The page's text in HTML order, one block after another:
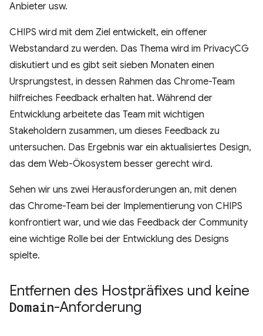
Anbieter usw.
CHIPS wird mit dem Ziel entwickelt, ein offener
Webstandard zu werden. Das Thema wird im PrivacyCG
diskutiert und es gibt seit sieben Monaten einen
Ursprungstest, in dessen Rahmen das Chrome-Team
hilfreiches Feedback erhalten hat. Während der
Entwicklung arbeitete das Team mit wichtigen
Stakeholdern zusammen, um dieses Feedback zu
untersuchen. Das Ergebnis war ein aktualisiertes Design,
das dem Web-Ökosystem besser gerecht wird.
Sehen wir uns zwei Herausforderungen an, mit denen
das Chrome-Team bei der Implementierung von CHIPS
konfrontiert war, und wie das Feedback der Community
eine wichtige Rolle bei der Entwicklung des Designs
spielte.
Entfernen des Hostpräfixes und keine
Domain-Anforderung